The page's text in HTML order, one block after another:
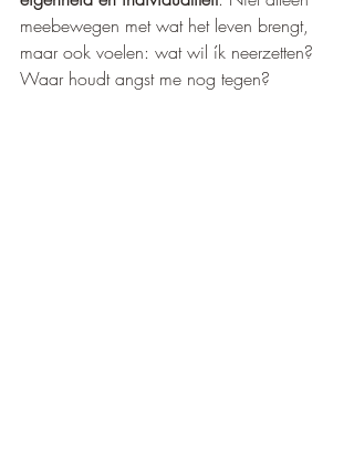
meebewegen met wat het leven brengt,
maar ook voelen: wat wil ík neerzetten?
Waar houdt angst me nog tegen?